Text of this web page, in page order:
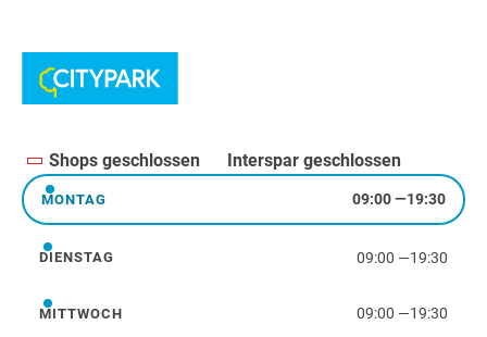
Shops geschlossen Interspar geschlossen
Montag
MONTAG 09:00—19:30
Dienstag
DIENSTAG 09:00 —19:30
Mittwoch
MITTWOCH 09:00 —19:30